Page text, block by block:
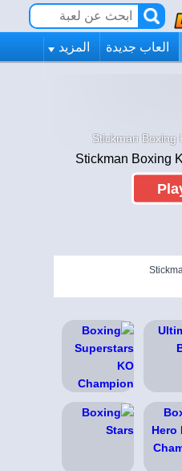
العاب جديدة المزيد
Stickman Boxing